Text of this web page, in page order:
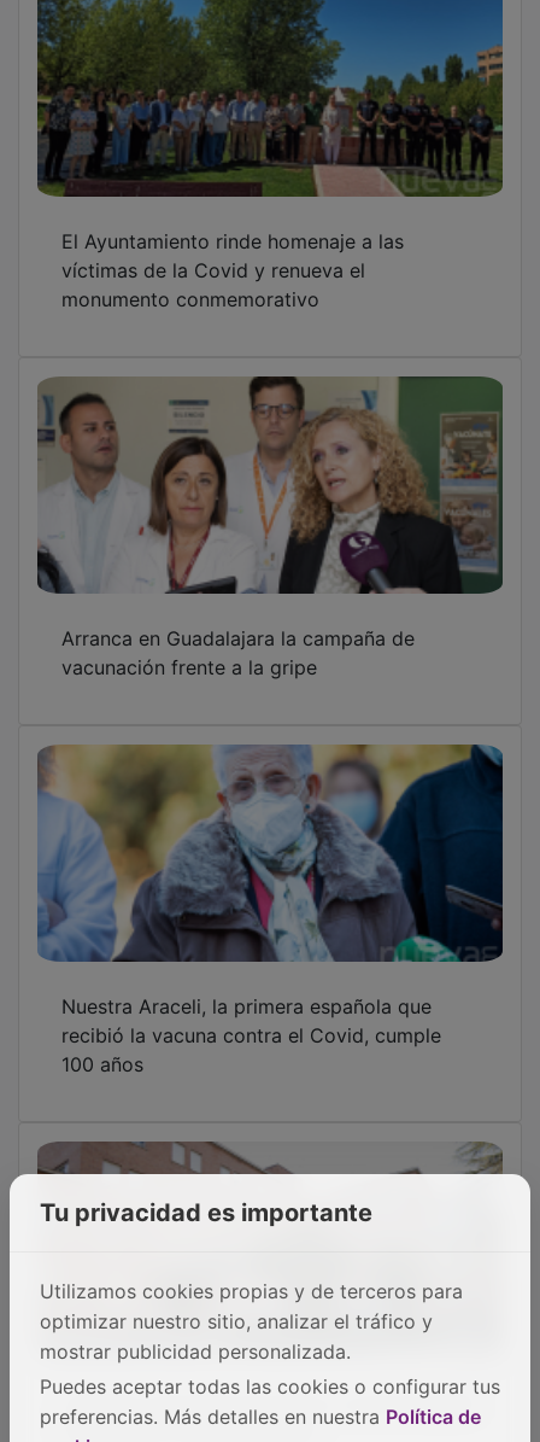
víctimas de la Covid y renueva el
monumento conmemorativo
vacunación frente a la gripe
recibió la vacuna contra el Covid, cumple
100 años
¿Quieres vacunarte de gripe y covid sin pedir
cita previa? Pues date prisa
Tu privacidad es importante
Utilizamos cookies propias y de terceros para
optimizar nuestro sitio, analizar el tráfico y
mostrar publicidad personalizada.
Puedes aceptar todas las cookies o configurar tus
preferencias. Más detalles en nuestra Política de